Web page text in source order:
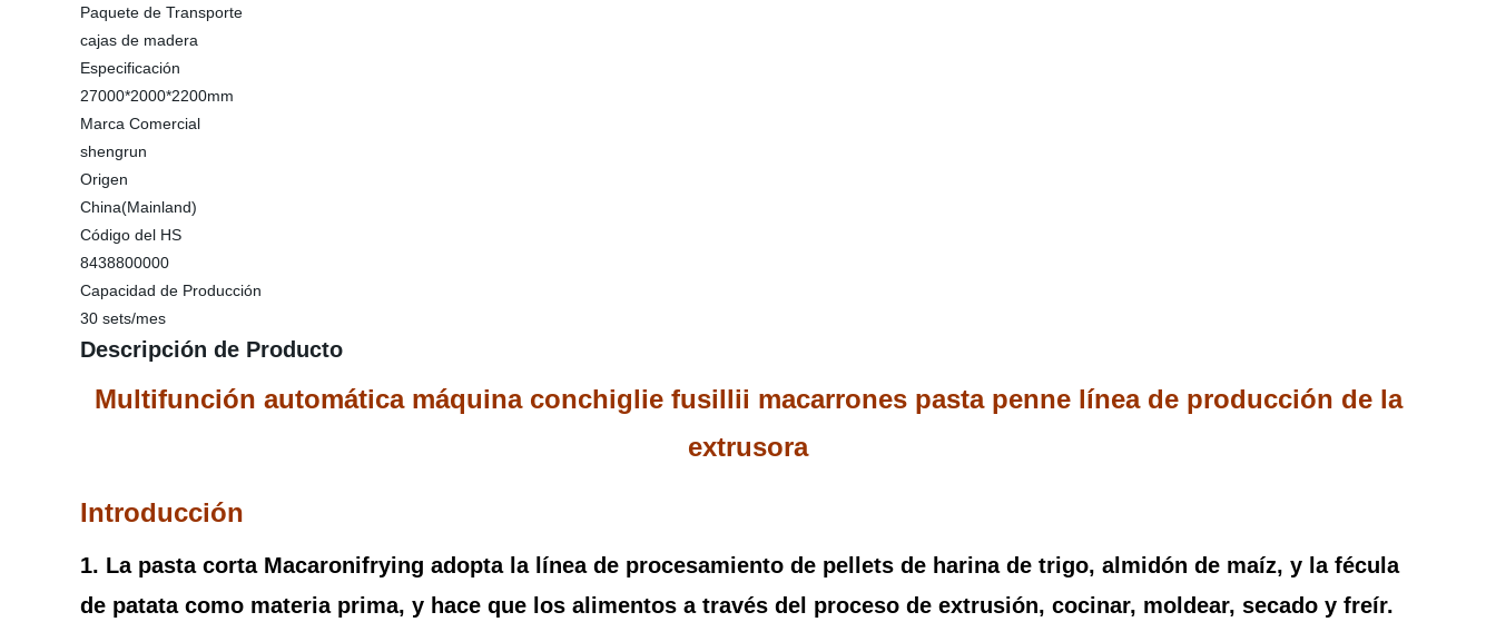
Paquete de Transporte
cajas de madera
Especificación
27000*2000*2200mm
Marca Comercial
shengrun
Origen
China(Mainland)
Código del HS
8438800000
Capacidad de Producción
30 sets/mes
Descripción de Producto
Multifunción automática máquina conchiglie fusillii macarrones pasta penne línea de producción de la
extrusora
Introducción
1. La pasta corta Macaronifrying adopta la línea de procesamiento de pellets de harina de trigo, almidón de maíz, y la fécula
de patata como materia prima, y hace que los alimentos a través del proceso de extrusión, cocinar, moldear, secado y freír.